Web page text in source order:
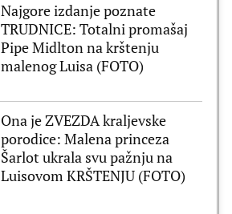
Najgore izdanje poznate
TRUDNICE: Totalni promašaj
Pipe Midlton na krštenju
malenog Luisa (FOTO)
Ona je ZVEZDA kraljevske
porodice: Malena princeza
Šarlot ukrala svu pažnju na
Luisovom KRŠTENJU (FOTO)